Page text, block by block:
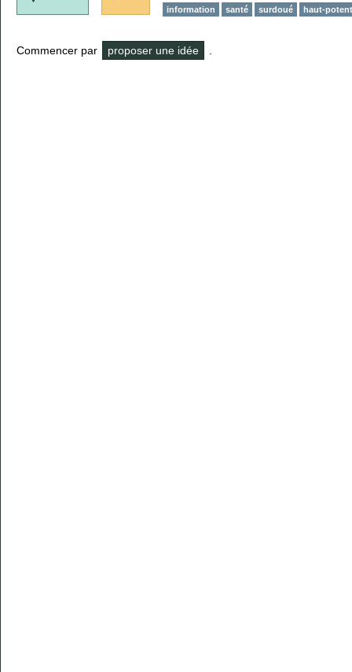
information santé surdoué haut-
Commencer par proposer une idée